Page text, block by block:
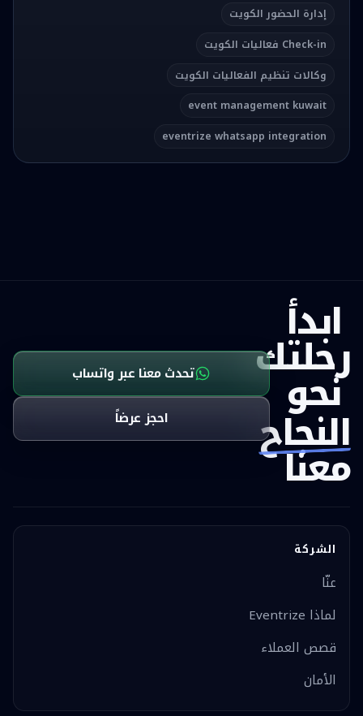
إدارة الحضور الكويت
Check-in فعاليات الكويت
وكالات تنظيم الفعاليات الكويت
event management kuwait
eventrize whatsapp integration
ابدأ
رحلتك
نحو
النجاح
معنا
تحدث معنا عبر واتساب
احجز عرضاً
الشركة
عنّا
لماذا Eventrize
قصص العملاء
الأمان